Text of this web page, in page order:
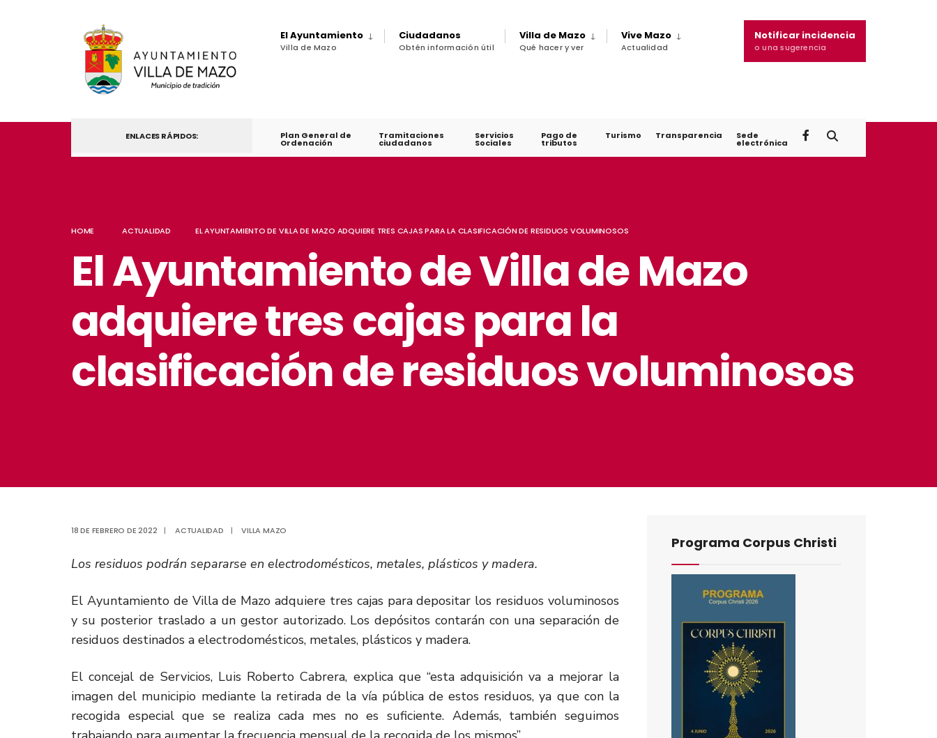
El Ayuntamiento
Villa de Mazo
Ciudadanos
Obtén información útil
Villa de Mazo
Qué hacer y ver
Vive Mazo
Actualidad
Notificar incidencia
o una sugerencia
ENLACES RÁPIDOS: Plan General de
Ordenación
Tramitaciones
ciudadanos
Servicios
Sociales
Pago de
tributos
Turismo Transparencia Sede
electrónica
HOME ACTUALIDAD EL AYUNTAMIENTO DE VILLA DE MAZO ADQUIERE TRES CAJAS PARA LA CLASIFICACIÓN DE RESIDUOS VOLUMINOSOS
El Ayuntamiento de Villa de Mazo
adquiere tres cajas para la
clasificación de residuos voluminosos
18 DE FEBRERO DE 2022 | ACTUALIDAD | VILLA MAZO
Los residuos podrán separarse en electrodomésticos, metales, plásticos y madera.
El Ayuntamiento de Villa de Mazo adquiere tres cajas para depositar los residuos voluminosos
y su posterior traslado a un gestor autorizado. Los depósitos contarán con una separación de
residuos destinados a electrodomésticos, metales, plásticos y madera.
El concejal de Servicios, Luis Roberto Cabrera, explica que “esta adquisición va a mejorar la
imagen del municipio mediante la retirada de la vía pública de estos residuos, ya que con la
recogida especial que se realiza cada mes no es suficiente. Además, también seguimos
Programa Corpus Christi